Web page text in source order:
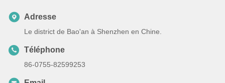
Adresse
Le district de Bao'an à Shenzhen en Chine.
Téléphone
86-0755-82599253